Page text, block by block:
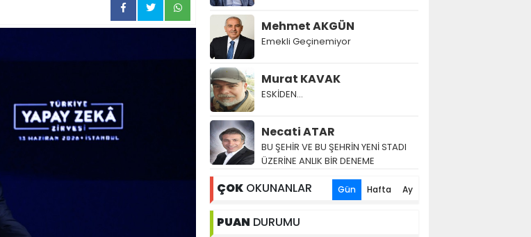
Mehmet AKGÜN
Emekli Geçinemiyor
Murat KAVAK
ESKİDEN...
Necati ATAR
BU ŞEHİR VE BU ŞEHRİN YENİ STADI
ÜZERİNE ANLIK BİR DENEME
ÇOK OKUNANLAR Gün Hafta Ay
PUAN DURUMU